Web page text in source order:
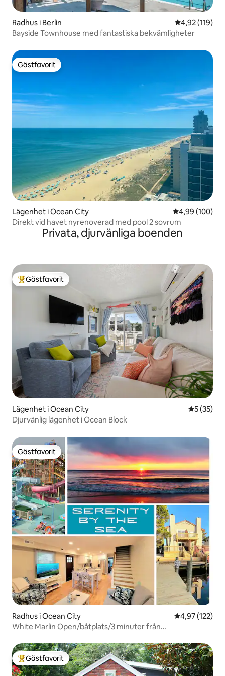
Radhus i Berlin 4,92 av 5 i
4,92 (119)
Bayside Townhouse med fantastiska bekvämligheter
Gästfavorit
Gästfavorit
Lägenhet i Ocean City 4,99 av 5 i
4,99 (100)
Direkt vid havet nyrenoverad med pool 2 sovrum
Privata, djurvänliga boenden
Populär gästfavorit
Gästfavorit
Lägenhet i Ocean City 5 av 5 i
5 (35)
Djurvänlig lägenhet i Ocean Block
Gästfavorit
Gästfavorit
Radhus i Ocean City 4,97 av 5 i
4,97 (122)
White Marlin Open/båtplats/3 minuter från
Populär gästfavorit
Gästfavorit